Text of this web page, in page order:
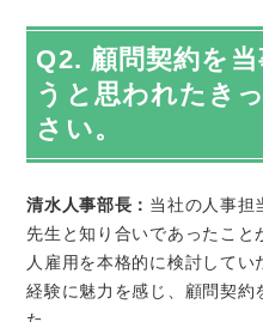
Q2. 顧問契約を
うと思われたき
さい。
清水人事部長： 当社の人事担
先生と知り合いであったこと
人雇用を本格的に検討してい
経験に魅力を感じ、顧問契約